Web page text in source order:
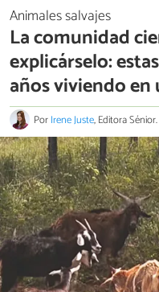
Animales salvajes
La comunidad
explicárselo:
años viviendo en
PorIrene Juste, Editora Sénior.